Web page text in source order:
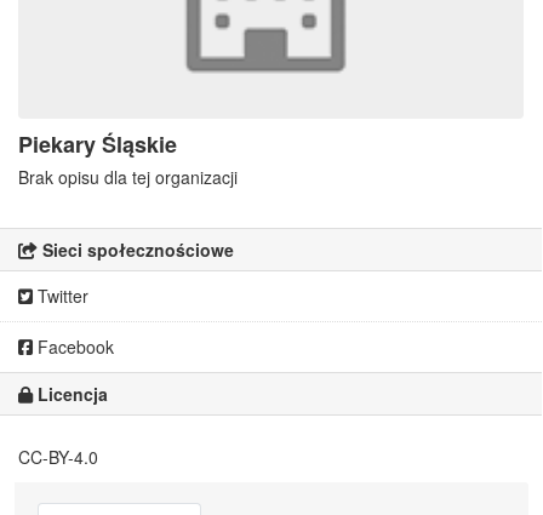
Piekary Śląskie
Brak opisu dla tej organizacji
Sieci społecznościowe
Twitter
Facebook
Licencja
CC-BY-4.0